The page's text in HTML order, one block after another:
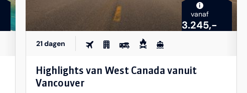
i
vanaf
3.245,-
21 dagen
Highlights van West Canada vanuit
Vancouver